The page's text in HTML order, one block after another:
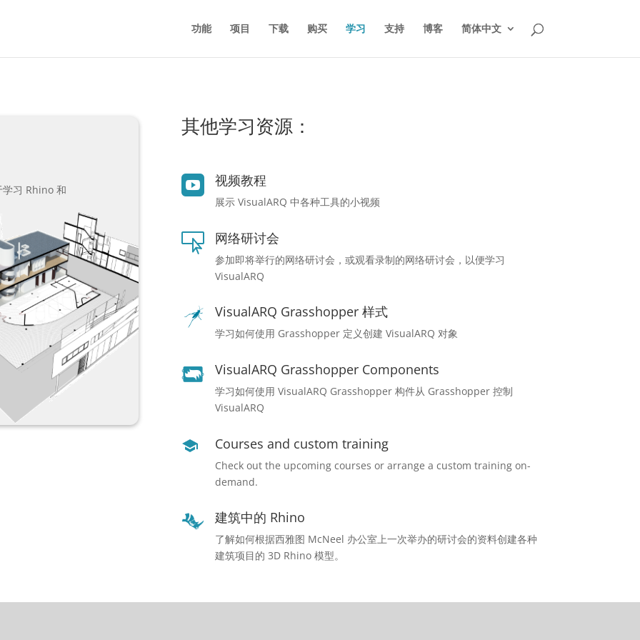
功能 项目 下载 购买 学习 支持 博客 简体中文
学习 Rhino 和
其他学习资源：
 视频教程
展示 VisualARQ 中各种工具的小视频
 网络研讨会
参加即将举行的网络研讨会，或观看录制的网络研讨会，以便学习
VisualARQ
VisualARQ Grasshopper 样式
学习如何使用 Grasshopper 定义创建 VisualARQ 对象
VisualARQ Grasshopper Components
学习如何使用 VisualARQ Grasshopper 构件从 Grasshopper 控制
VisualARQ
Courses and custom training
Check out the upcoming courses or arrange a custom training on-
demand.
建筑中的 Rhino
了解如何根据西雅图 McNeel 办公室上一次举办的研讨会的资料创建各种
建筑项目的 3D Rhino 模型。